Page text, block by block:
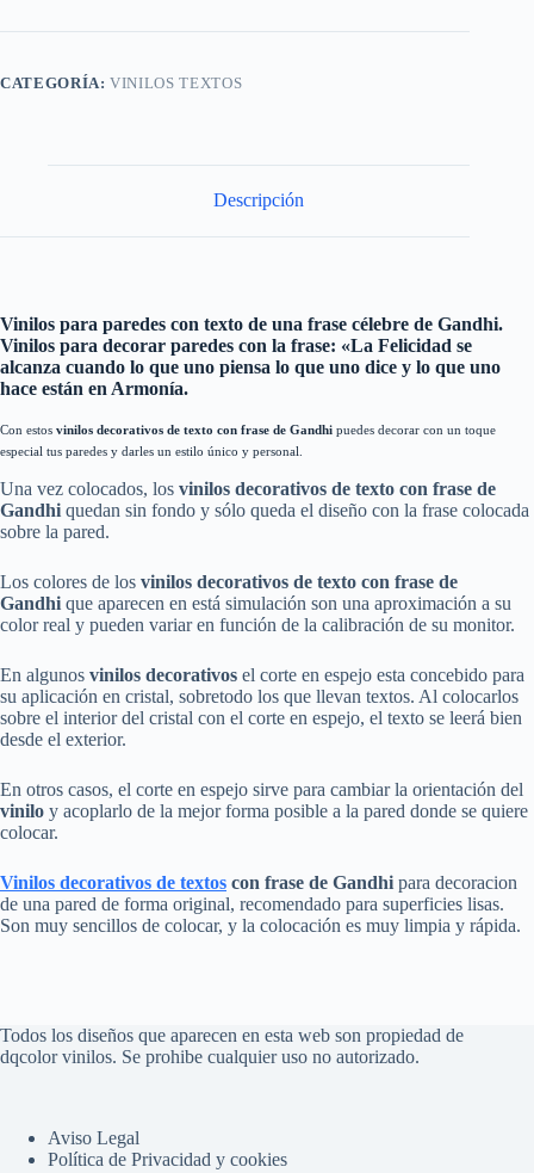
CATEGORÍA:VINILOS TEXTOS
Descripción
Vinilos para paredes con texto de una frase célebre de Gandhi.
Vinilos para decorar paredes con la frase: «La Felicidad se
alcanza cuando lo que uno piensa lo que uno dice y lo que uno
hace están en Armonía.
Con estos vinilos decorativos de texto con frase de Gandhi puedes decorar con un toque
especial tus paredes y darles un estilo único y personal.
Una vez colocados, los vinilos decorativos de texto con frase de
Gandhi quedan sin fondo y sólo queda el diseño con la frase colocada
sobre la pared.
Los colores de los vinilos decorativos de texto con frase de
Gandhi que aparecen en está simulación son una aproximación a su
color real y pueden variar en función de la calibración de su monitor.
En algunos vinilos decorativos el corte en espejo esta concebido para
su aplicación en cristal, sobretodo los que llevan textos. Al colocarlos
sobre el interior del cristal con el corte en espejo, el texto se leerá bien
desde el exterior.
En otros casos, el corte en espejo sirve para cambiar la orientación del
vinilo y acoplarlo de la mejor forma posible a la pared donde se quiere
colocar.
Vinilos decorativos de textos con frase de Gandhi para decoracion
de una pared de forma original, recomendado para superficies lisas.
Son muy sencillos de colocar, y la colocación es muy limpia y rápida.
Todos los diseños que aparecen en esta web son propiedad de
dqcolor vinilos. Se prohibe cualquier uso no autorizado.
Aviso Legal
Política de Privacidad y cookies